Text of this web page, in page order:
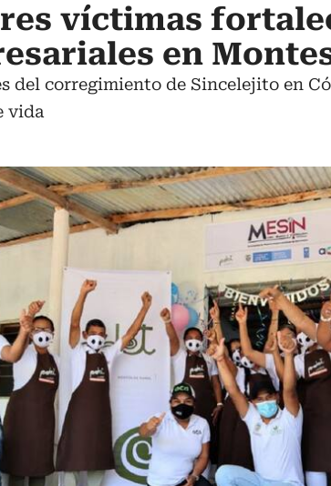
víctimas
en
del corregimiento de Sincelejito en
vida